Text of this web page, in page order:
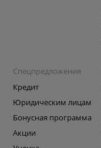
Спецпредложения
Кредит
Юридическим лицам
Бонусная программа
Акции